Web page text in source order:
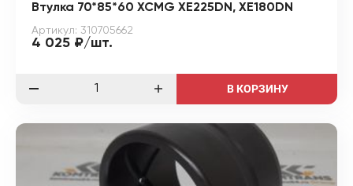
Втулка 70*85*60 XCMG XE225DN, XE180DN
Артикул: 310705662
4 025 ₽/шт.
В КОРЗИНУ